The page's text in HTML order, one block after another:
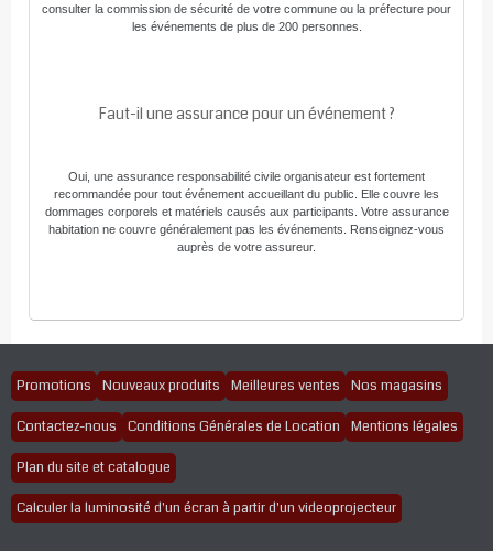
consulter la commission de sécurité de votre commune ou la préfecture pour
les événements de plus de 200 personnes.
Faut-il une assurance pour un événement ?
Oui, une assurance responsabilité civile organisateur est fortement
recommandée pour tout événement accueillant du public. Elle couvre les
dommages corporels et matériels causés aux participants. Votre assurance
habitation ne couvre généralement pas les événements. Renseignez-vous
auprès de votre assureur.
Promotions Nouveaux produits Meilleures ventes Nos magasins
Contactez-nous Conditions Générales de Location Mentions légales
Plan du site et catalogue
Calculer la luminosité d'un écran à partir d'un videoprojecteur